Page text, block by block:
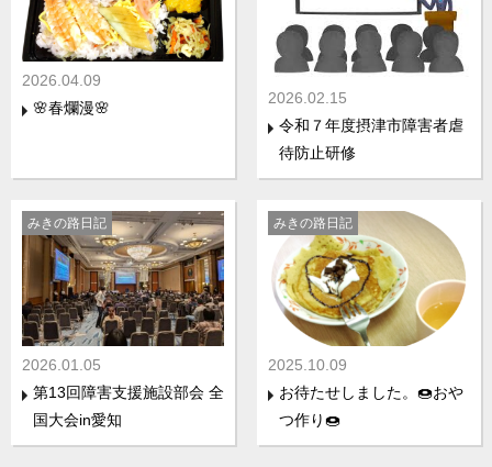
2026.04.09
🌸春爛漫🌸
2026.02.15
令和７年度摂津市障害者虐
待防止研修
2026.01.05
第13回障害支援施設部会 全
国大会in愛知
みきの路日記
2025.10.09
お待たせしました。🍩おや
つ作り🍩
みきの路日記